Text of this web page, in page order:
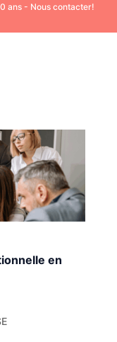
ans - Nous contacter!
en